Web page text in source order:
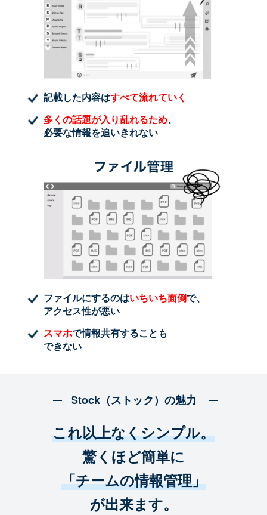
記載した内容はすべて流れていく
多くの話題が入り乱れるため、
必要な情報を追いきれない
ファイルにするのはいちいち面倒で、
アクセス性が悪い
スマホで情報共有することも
できない
Stock（ストック）の魅力
これ以上なくシンプル。
驚くほど簡単に
「チームの情報管理」
が出来ます。